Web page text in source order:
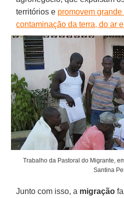
territórios e promovem
contaminação da terra, do ar
Trabalho da Pastoral do Migrante,
Santina
Junto com isso, a migração